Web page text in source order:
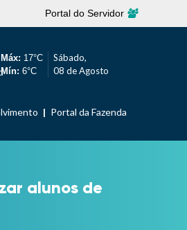
Portal do Servidor
Máx: 17°C
Mín: 6°C
Sábado,
08 de Agosto
Portal da Fazenda
alunos de